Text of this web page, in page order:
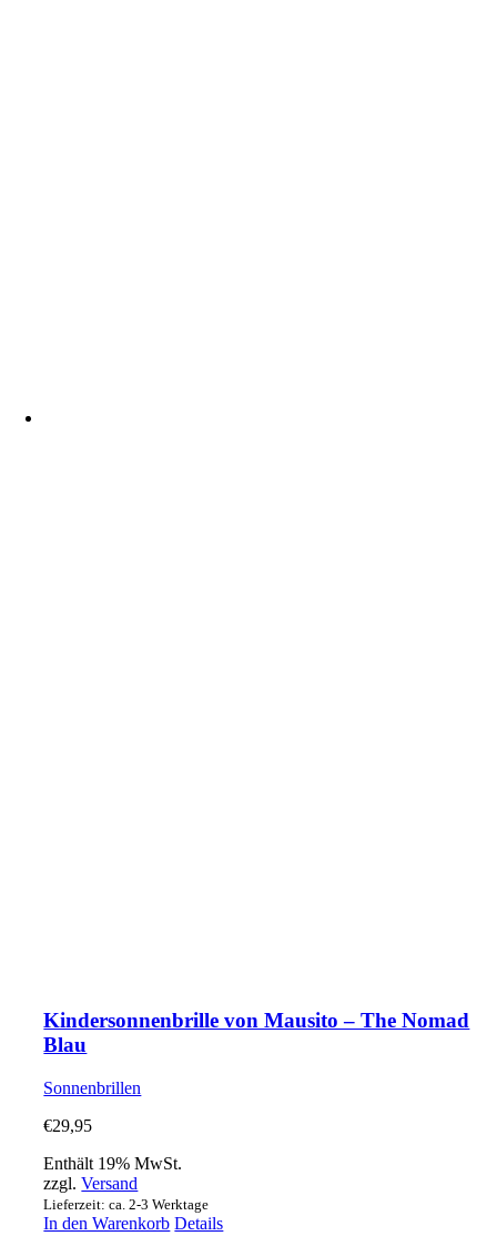
Kindersonnenbrille von Mausito – The Nomad
Blau
Sonnenbrillen
€29,95
Enthält 19% MwSt.
zzgl.Versand
Lieferzeit: ca. 2-3 Werktage
In den Warenkorb Details